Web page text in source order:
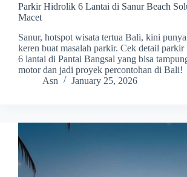
Parkir Hidrolik 6 Lantai di Sanur Beach
Macet
Sanur, hotspot wisata tertua Bali, kini
keren buat masalah parkir. Cek detail
6 lantai di Pantai Bangsal yang bisa
motor dan jadi proyek percontohan di Bali!
Asn
January 25, 2026